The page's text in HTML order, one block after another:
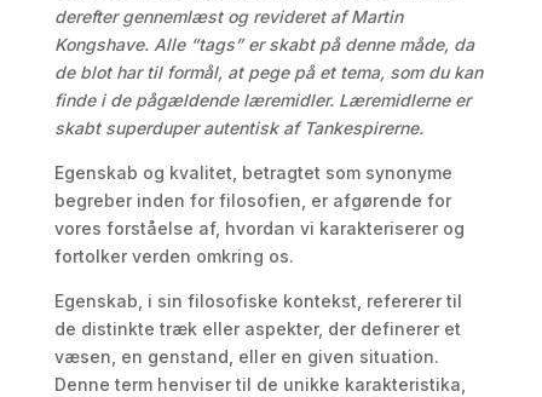
derefter gennemlæst og revideret af Martin
Kongshave. Alle “tags” er skabt på denne måde, da
de blot har til formål, at pege på et tema, som du kan
finde i de pågældende læremidler. Læremidlerne er
skabt superduper autentisk af Tankespirerne.
Egenskab og kvalitet, betragtet som synonyme
begreber inden for filosofien, er afgørende for
vores forståelse af, hvordan vi karakteriserer og
fortolker verden omkring os.
Egenskab, i sin filosofiske kontekst, refererer til
de distinkte træk eller aspekter, der definerer et
væsen, en genstand, eller en given situation.
Denne term henviser til de unikke karakteristika,